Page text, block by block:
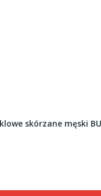
skórzane męski